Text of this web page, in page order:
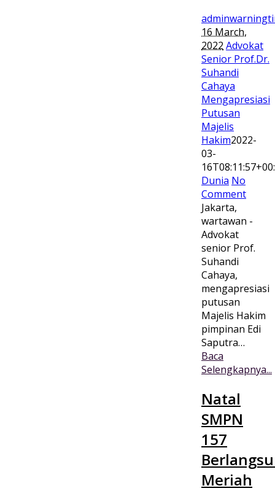
16 March,
2022 Advokat
Senior Prof.Dr.
Suhandi
Cahaya
Mengapresiasi
Putusan
Majelis
Hakim2022-
03-
Dunia No
Comment
Jakarta,
wartawan -
Advokat
senior Prof.
Suhandi
Cahaya,
mengapresiasi
putusan
Majelis Hakim
pimpinan Edi
Saputra…
Baca
Selengkapnya...
Natal
SMPN
157
Meriah